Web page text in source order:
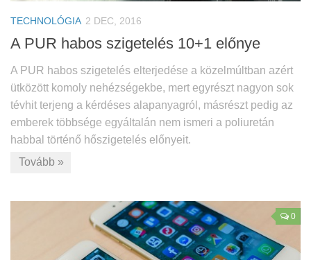
TECHNOLÓGIA 2 DEC, 2016
A PUR habos szigetelés 10+1 előnye
A PUR habos szigetelés elterjedése a közelmúltban azért
ütközött komoly nehézségekbe, mert egyrészt nagyon sok
tévhit terjeng a kérdéses alapanyagról, másrészt pedig az
emberek többsége egyáltalán nem ismeri a poliuretán
habbal történő hőszigetelés előnyeit.
Tovább »
0